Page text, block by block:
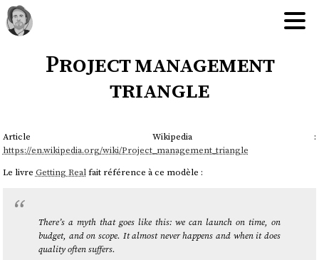
Project management
triangle
Article Wikipedia :
https://en.wikipedia.org/wiki/Project_management_triangle
Le livre Getting Realfait référence à ce modèle :
There’s a myth that goes like this: we can launch on time, on
budget, and on scope. It almost never happens and when it does
quality often suffers.